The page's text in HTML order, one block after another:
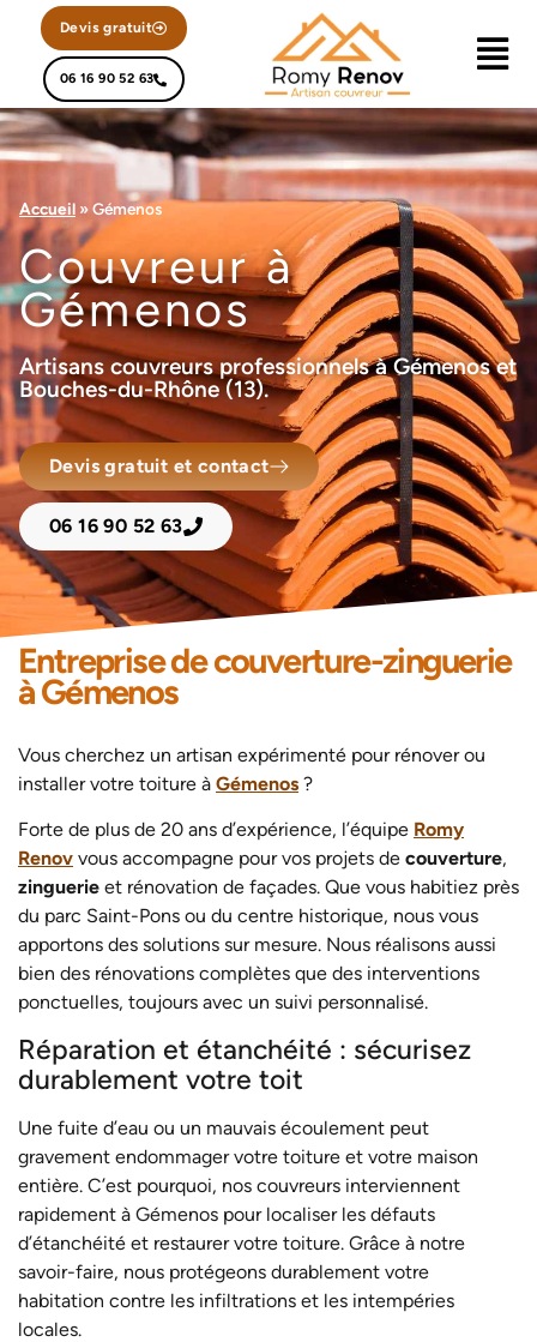
Devis gratuit
06 16 90 52 63
Accueil »Gémenos
Couvreur à
Gémenos
Artisans couvreurs professionnels à Gémenos et
Bouches-du-Rhône (13).
Devis gratuit et contact
06 16 90 52 63
Entreprise de couverture-zinguerie
à Gémenos
Vous cherchez un artisan expérimenté pour rénover ou
installer votre toiture à Gémenos ?
Forte de plus de 20 ans d’expérience, l’équipe Romy
Renov vous accompagne pour vos projets de couverture,
zinguerie et rénovation de façades. Que vous habitiez près
du parc Saint-Pons ou du centre historique, nous vous
apportons des solutions sur mesure. Nous réalisons aussi
bien des rénovations complètes que des interventions
ponctuelles, toujours avec un suivi personnalisé.
Réparation et étanchéité : sécurisez
durablement votre toit
Une fuite d’eau ou un mauvais écoulement peut
gravement endommager votre toiture et votre maison
entière. C’est pourquoi, nos couvreurs interviennent
rapidement à Gémenos pour localiser les défauts
d’étanchéité et restaurer votre toiture. Grâce à notre
savoir-faire, nous protégeons durablement votre
habitation contre les infiltrations et les intempéries
locales.